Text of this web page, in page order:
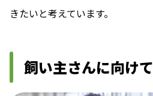
きたいと考えています。
飼い主さんに向けて